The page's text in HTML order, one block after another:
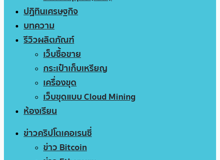
ปฏิทินเศรษฐกิจ
บทความ
รีวิวผลิตภัณฑ์
เว็บซื้อขาย
กระเป๋าเก็บเหรียญ
เครื่องขุด
เว็บขุดแบบ Cloud Mining
ห้องเรียน
ข่าวคริปโตเคอเรนซี่
ข่าว Bitcoin